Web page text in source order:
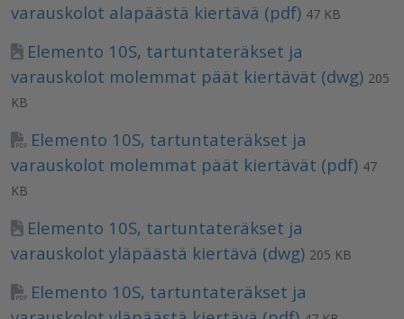
varauskolot alapäästä kiertävä (pdf) 47 KB
Elemento 10S, tartuntateräkset ja
varauskolot molemmat päät kiertävät (dwg) 205
KB
Elemento 10S, tartuntateräkset ja
varauskolot molemmat päät kiertävät (pdf) 47
KB
Elemento 10S, tartuntateräkset ja
varauskolot yläpäästä kiertävä (dwg) 205 KB
Elemento 10S, tartuntateräkset ja